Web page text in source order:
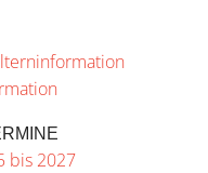
bis 2027